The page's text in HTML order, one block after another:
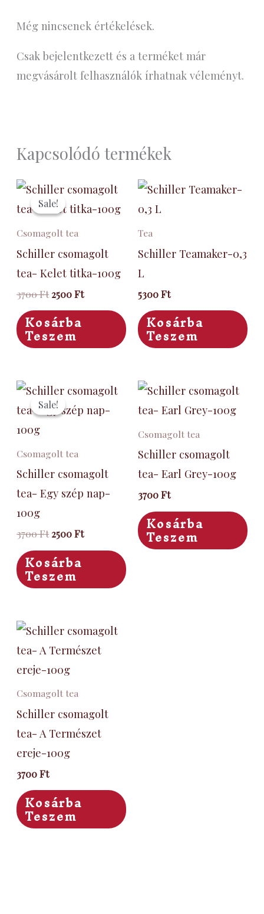
Még nincsenek értékelések.
Csak bejelentkezett és a terméket már
megvásárolt felhasználók írhatnak véleményt.
Kapcsolódó termékek
Sale!
Sale!
Csomagolt tea
Schiller csomagolt
tea- Kelet titka-100g
3700Ft
Original
price
was:
2500Ft
Current
price
is:
Kosárba
Teszem
Tea
Schiller Teamaker-0,3
L
5300Ft
Kosárba
Teszem
Sale!
Sale!
Csomagolt tea
Schiller csomagolt
tea- Egy szép nap-
100g
3700Ft
Original
price
was:
2500Ft
Current
price
is:
Kosárba
Teszem
Csomagolt tea
Schiller csomagolt
tea- Earl Grey-100g
3700Ft
Kosárba
Teszem
Csomagolt tea
Schiller csomagolt
tea- A Természet
ereje-100g
3700Ft
Kosárba
Teszem